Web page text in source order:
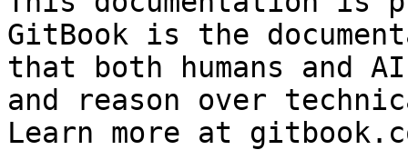
GitBook is the
that both humans and
and reason over
Learn more at